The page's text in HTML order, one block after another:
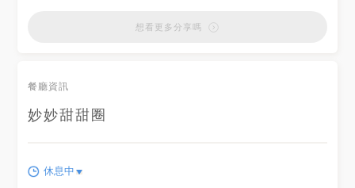
#taichung #taichungfood
#girlstalk打卡 #girlstalk美食
(09)55540620 ⏰/營業時間：
想看更多分享嗎
餐廳資訊
妙妙甜甜圈
休息中